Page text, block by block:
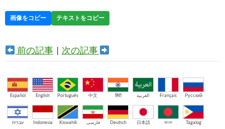
画像をコピー テキストをコピー
前の記事| 次の記事
Español English Português 中文 हिंदी العربية Français Русский
עברית Indonesia Kiswahili فارسی Deutsch 日本語 বাংলা Tagalog